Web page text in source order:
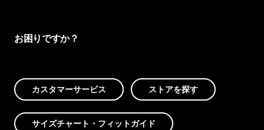
お困りですか？
カスタマーサービス ストアを探す
サイズチャート・フィットガイド